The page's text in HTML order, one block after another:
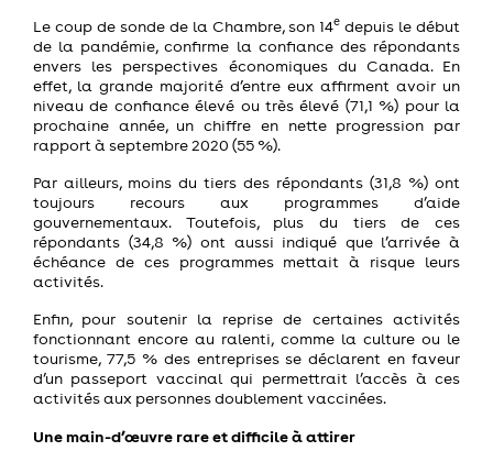
Le coup de sonde de la Chambre, son 14e depuis le début
de la pandémie, confirme la confiance des répondants
envers les perspectives économiques du Canada. En
effet, la grande majorité d’entre eux affirment avoir un
niveau de confiance élevé ou très élevé (71,1 %) pour la
prochaine année, un chiffre en nette progression par
rapport à septembre 2020 (55 %).
Par ailleurs, moins du tiers des répondants (31,8 %) ont
toujours recours aux programmes d’aide
gouvernementaux. Toutefois, plus du tiers de ces
répondants (34,8 %) ont aussi indiqué que l’arrivée à
échéance de ces programmes mettait à risque leurs
activités.
Enfin, pour soutenir la reprise de certaines activités
fonctionnant encore au ralenti, comme la culture ou le
tourisme, 77,5 % des entreprises se déclarent en faveur
d’un passeport vaccinal qui permettrait l’accès à ces
activités aux personnes doublement vaccinées.
Une main-d’œuvre rare et difficile à attirer